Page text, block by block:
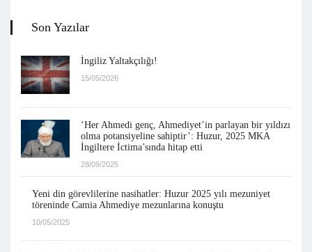
Son Yazılar
İngiliz Yaltakçılığı!
15/05/2026
‘Her Ahmedi genç, Ahmediyet’in parlayan bir yıldızı
olma potansiyeline sahiptir’: Huzur, 2025 MKA
İngiltere İctima’sında hitap etti
28/09/2025
Yeni din görevlilerine nasihatler: Huzur 2025 yılı mezuniyet
töreninde Camia Ahmediye mezunlarına konuştu
10/05/2025